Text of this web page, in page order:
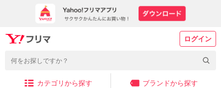
ログイン
カテゴリから探す ブランドから探す